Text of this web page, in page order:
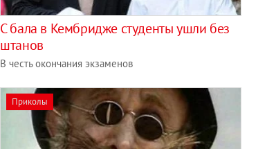
С бала в Кембридже студенты ушли без
штанов
В честь окончания экзаменов
Приколы